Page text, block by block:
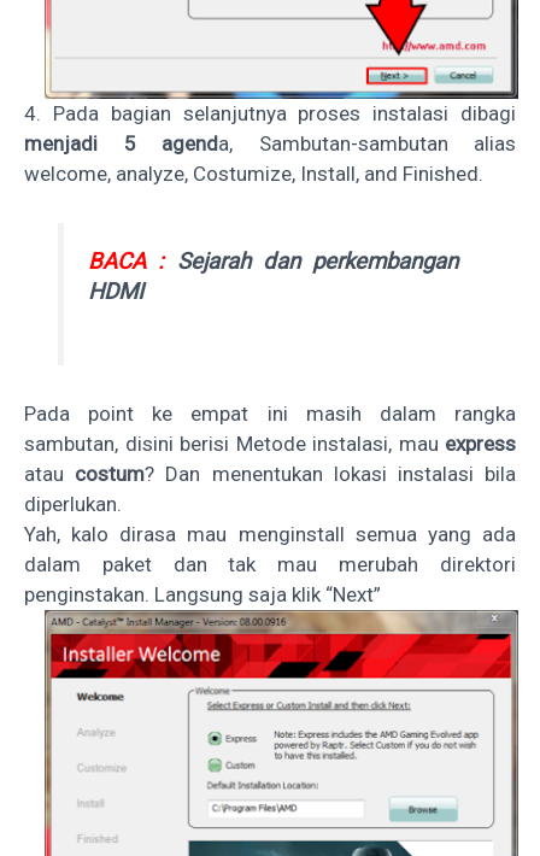
4. Pada bagian selanjutnya proses instalasi dibagi
menjadi 5 agenda, Sambutan-sambutan alias
welcome, analyze, Costumize, Install, and Finished.
BACA : Sejarah dan perkembangan
HDMI
Pada point ke empat ini masih dalam rangka
sambutan, disini berisi Metode instalasi, mau express
atau costum? Dan menentukan lokasi instalasi bila
diperlukan.
Yah, kalo dirasa mau menginstall semua yang ada
dalam paket dan tak mau merubah direktori
penginstakan. Langsung saja klik “Next”